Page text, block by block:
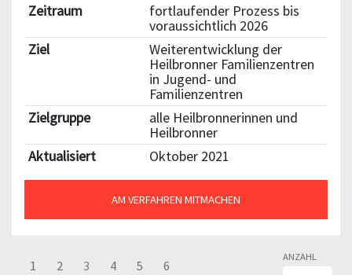
Zeitraum
fortlaufender Prozess bis
voraussichtlich 2026
Ziel
Weiterentwicklung der
Heilbronner Familienzentren
in Jugend- und
Familienzentren
Zielgruppe
alle Heilbronnerinnen und
Heilbronner
Aktualisiert
Oktober 2021
AM VERFAHREN MITMACHEN
1 2 3 4 5 6
ANZAHL